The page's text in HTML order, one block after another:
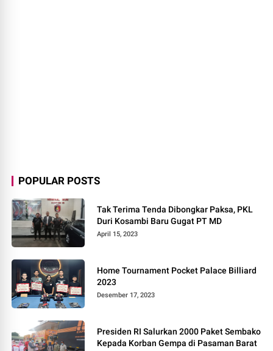
POPULAR POSTS
Tak Terima Tenda Dibongkar Paksa, PKL
Duri Kosambi Baru Gugat PT MD
April 15, 2023
Home Tournament Pocket Palace Billiard
2023
Desember 17, 2023
Presiden RI Salurkan 2000 Paket Sembako
Kepada Korban Gempa di Pasaman Barat